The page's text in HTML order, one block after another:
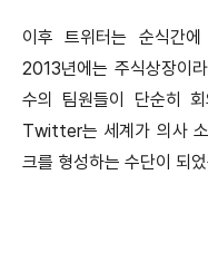
이후 트위터는 순식간
2013년에는 주식상장이
수의 팀원들이 단순히
Twitter는 세계가 의사 소
크를 형성하는 수단이 되